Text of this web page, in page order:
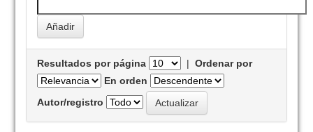
Resultados por página |Ordenar por
En orden
Autor/registro